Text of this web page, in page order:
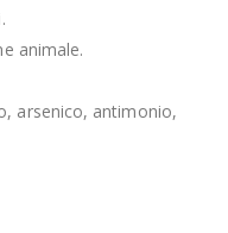
animale.
arsenico, antimonio,